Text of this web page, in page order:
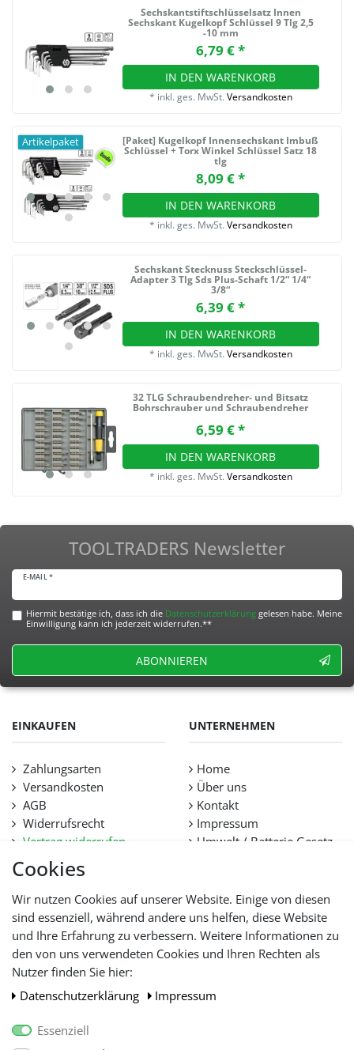
Cookies
Wir nutzen Cookies auf unserer Website. Einige von diesen
sind essenziell, während andere uns helfen, diese Website
und Ihre Erfahrung zu verbessern. Weitere Informationen zu
den von uns verwendeten Cookies und Ihren Rechten als
Nutzer finden Sie hier:
Daten­schutz­erklärung
Impressum
Essenziell
Sechskantstiftschlüsselsatz Innen
Sechskant Kugelkopf Schlüssel 9 Tlg 2,5
-10 mm
6,79 € *
IN DEN WARENKORB
* inkl. ges. MwSt. Versandkosten
Artikelpaket [Paket] Kugelkopf Innensechskant Imbuß
Schlüssel + Torx Winkel Schlüssel Satz 18
tlg
8,09 € *
IN DEN WARENKORB
* inkl. ges. MwSt. Versandkosten
Sechskant Stecknuss Steckschlüssel-
Adapter 3 Tlg Sds Plus-Schaft 1/2“ 1/4“
3/8“
6,39 € *
IN DEN WARENKORB
* inkl. ges. MwSt. Versandkosten
32 TLG Schraubendreher- und Bitsatz
Bohrschrauber und Schraubendreher
6,59 € *
IN DEN WARENKORB
* inkl. ges. MwSt. Versandkosten
TOOLTRADERS Newsletter
E-MAIL *
Hiermit bestätige ich, dass ich die Daten­schutz­erklärunggelesen habe. Meine
Einwilligung kann ich jederzeit widerrufen.**
ABONNIEREN
EINKAUFEN
Zahlungsarten
Versandkosten
AGB
Widerrufsrecht
Vertrag widerrufen
Datenschutz
Hilfe
Lieferfristen und
Lieferbeschränkung
UNTERNEHMEN
Home
Über uns
Kontakt
Impressum
Umwelt / Batterie Gesetz
WIR AKZEPTIEREN